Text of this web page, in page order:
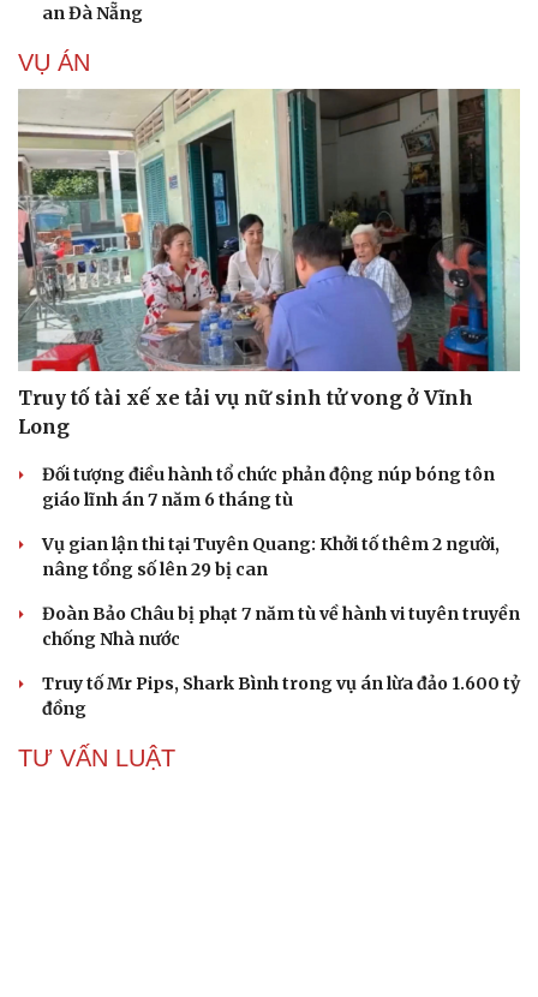
an Đà Nẵng
VỤ ÁN
Truy tố tài xế xe tải vụ nữ sinh tử vong ở Vĩnh
Long
Đối tượng điều hành tổ chức phản động núp bóng tôn
giáo lĩnh án 7 năm 6 tháng tù
Vụ gian lận thi tại Tuyên Quang: Khởi tố thêm 2 người,
nâng tổng số lên 29 bị can
Đoàn Bảo Châu bị phạt 7 năm tù về hành vi tuyên truyền
chống Nhà nước
Truy tố Mr Pips, Shark Bình trong vụ án lừa đảo 1.600 tỷ
đồng
TƯ VẤN LUẬT